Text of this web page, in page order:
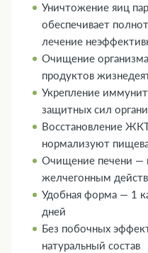
Уничтожение яиц
обеспечивает
лечение
Очищение
продуктов
Укрепление
защитных сил
Восстановление
нормализуют
Очищение печени —
желчегонным
Удобная форма — 1
дней
Без побочных
натуральный состав